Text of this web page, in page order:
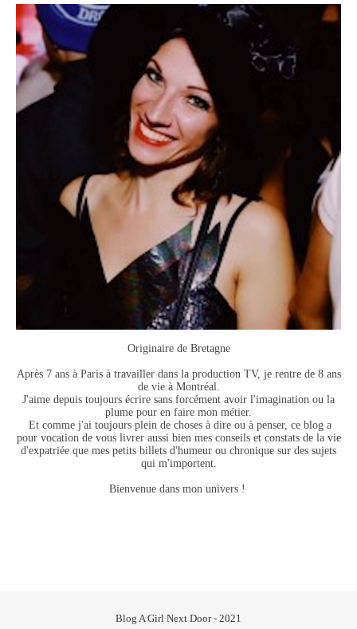
Originaire de Bretagne
Après 7 ans à Paris à travailler dans la production TV, je rentre de 8 ans
de vie à Montréal.
J'aime depuis toujours écrire sans forcément avoir l'imagination ou la
plume pour en faire mon métier.
Et comme j'ai toujours plein de choses à dire ou à penser, ce blog a
pour vocation de vous livrer aussi bien mes conseils et constats de la vie
d'expatriée que mes petits billets d'humeur ou chronique sur des sujets
qui m'importent.
Bienvenue dans mon univers !
Blog A Girl Next Door - 2021